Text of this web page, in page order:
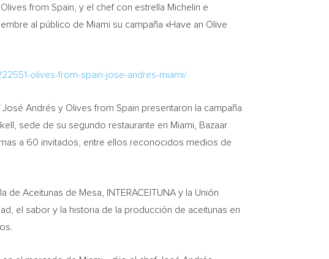
from Spain , y el chef con estrella Michelin e
al público de Miami su campaña «Have an Olive
olives-from-spain-jose-andres-miami/
Andrés y Olives from Spain presentaron la campaña
sede de su segundo restaurante en Miami , Bazaar
a 60 invitados, entre ellos reconocidos medios de
Aceitunas de Mesa, INTERACEITUNA y la Unión
el sabor y la historia de la producción de aceitunas en